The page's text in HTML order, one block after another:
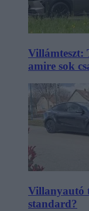
Villámteszt:
amire sok
Villanyautó
standard?